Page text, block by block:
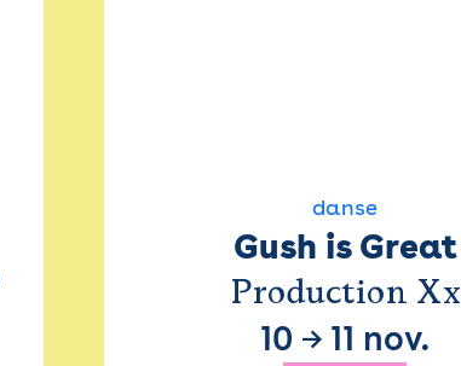
danse
Gush is Great
Production Xx
10 → 11 nov.